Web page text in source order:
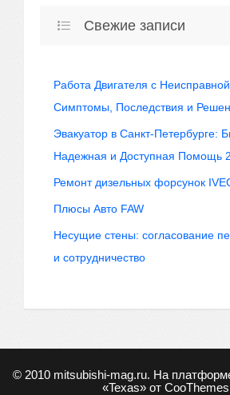
Свежие записи
Работа Двигателя с
Симптомы, Последствия и
Эвакуатор в Санкт-Петербурге:
Надежная и Доступная Помощь
Ремонт дизельных форсунок
Плюсы Авто FAW
Несущие стены: согласование
и сотрудничество
© 2010 mitsubishi-mag.ru. На
«Texas» от